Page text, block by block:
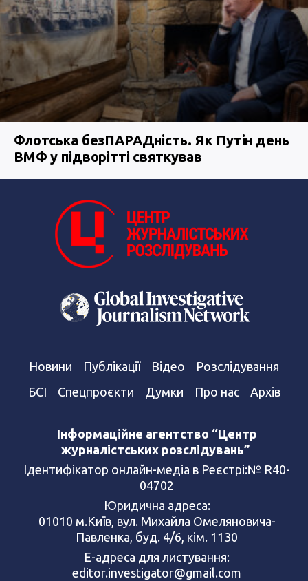
Флотська безПАРАДність. Як Путін день
ВМФ у підворітті святкував
Новини Публікації Відео
Розслідування
БСІ
Спецпроєкти Думки Про нас Архів
Інформаційне агентство “Центр
журналістських розслідувань”
Ідентифікатор онлайн-медіа в Реєстрі:№ R40-
04702
Юридична адреса:
01010 м.Київ, вул. Михайла Омеляновича-
Павленка, буд. 4/6, кім. 1130
Е-адреса для листування:
editor.investigator@gmail.com